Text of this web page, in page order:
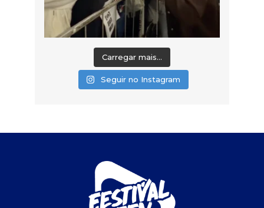
Carregar mais...
Seguir no Instagram